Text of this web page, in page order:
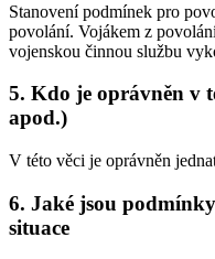
Stanovení podmínek pro
povolání. Vojákem z
vojenskou činnou službu
5. Kdo je oprávněn v
apod.)
V této věci je oprávněn
6. Jaké jsou
situace